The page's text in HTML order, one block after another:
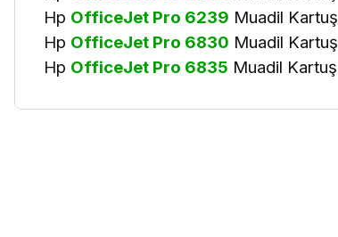
Hp OfficeJet Pro 6239 Muadil Kartuş
Hp OfficeJet Pro 6830 Muadil Kartuş
Hp OfficeJet Pro 6835 Muadil Kartuş